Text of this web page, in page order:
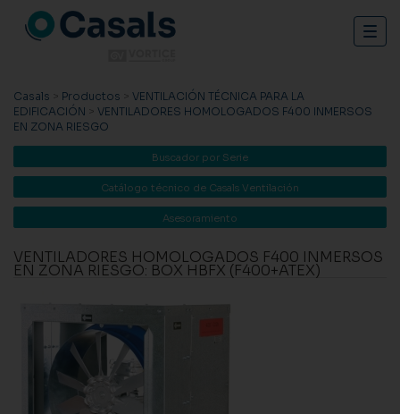
Casals > Productos > VENTILACIÓN TÉCNICA PARA LA
EDIFICACIÓN > VENTILADORES HOMOLOGADOS F400 INMERSOS
EN ZONA RIESGO
Buscador por Serie
Catálogo técnico de Casals Ventilación
Asesoramiento
VENTILADORES HOMOLOGADOS F400 INMERSOS
EN ZONA RIESGO: BOX HBFX (F400+ATEX)